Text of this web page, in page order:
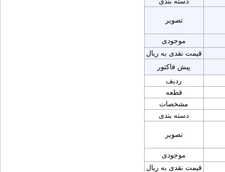
تصویر
موجودی
قیمت نقدی به ریال
پیش فاکتور
ردیف
قطعه
مشخصات
دسته بندی
تصویر
موجودی
قیمت نقدی به ریال